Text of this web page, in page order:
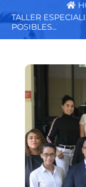
TALLER
POSIBLES...